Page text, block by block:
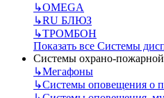
↳OMEGA
↳RU БЛЮЗ
↳ТРОМБОН
Показать все Системы
Системы охрано-
↳Мегафоны
↳Системы оповещения о